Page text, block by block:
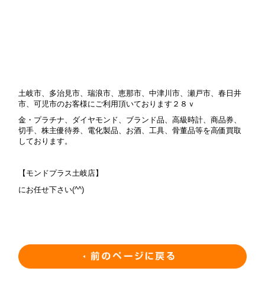
土岐市、多治見市、瑞浪市、恵那市、中津川市、瀬戸市、春日井
市、可児市のお客様にご利用頂いております２８ｖ
金・プラチナ、ダイヤモンド、ブランド品、高級時計、商品券、
切手、株主優待券、電化製品、お酒、工具、骨董品等を高価買取
しております。
【モンドプラス土岐店】
にお任せ下さい(^^)